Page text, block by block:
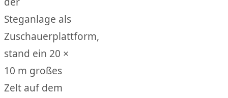
Steganlage als
Zuschauerplattform,
stand ein 20 ×
10 m großes
Zelt auf dem